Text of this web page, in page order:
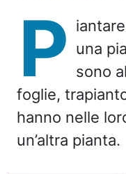
P una
sono
foglie,
hanno nelle
un’altra pianta.